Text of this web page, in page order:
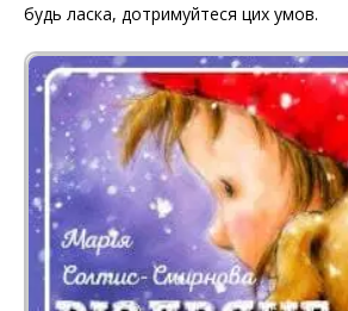
будь ласка, дотримуйтеся цих умов.